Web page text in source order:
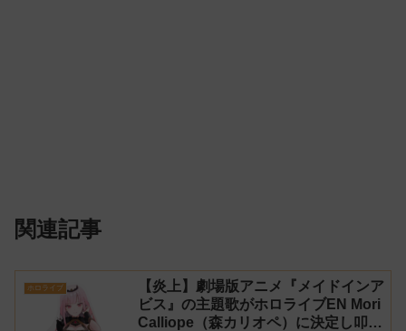
関連記事
ホロライブ
【炎上】劇場版アニメ『メイドインア
ビス』の主題歌がホロライブEN Mori
Calliope（森カリオペ）に決定し叩か